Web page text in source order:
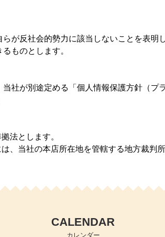
が反社会的勢力に該当しないことを表明
ものとします。
社が別途定める「個人情報保護方針（プ
法とします。
、当社の本店所在地を管轄する地方裁判
CALENDAR
カレンダー